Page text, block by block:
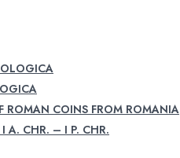
ROMAN COINS FROM ROMANIA
I A. CHR. – I P. CHR.